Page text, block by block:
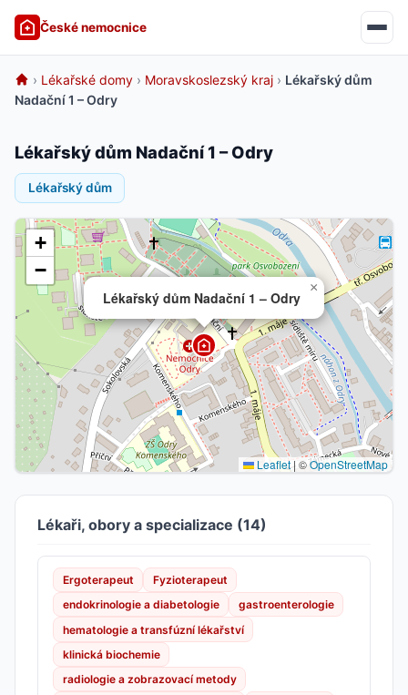
České nemocnice
› Lékařské domy › Moravskoslezský kraj › Lékařský dům
Nadační 1 – Odry
Lékařský dům Nadační 1 – Odry
Lékařský dům
Lékařský dům Nadační 1 – Odry
×
+
−
Leaflet| ©OpenStreetMap
Lékaři, obory a specializace (14)
Ergoterapeut
Fyzioterapeut
endokrinologie a diabetologie
gastroenterologie
hematologie a transfúzní lékařství
klinická biochemie
radiologie a zobrazovací metody